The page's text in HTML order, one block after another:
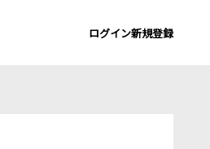
ログイン新規登録